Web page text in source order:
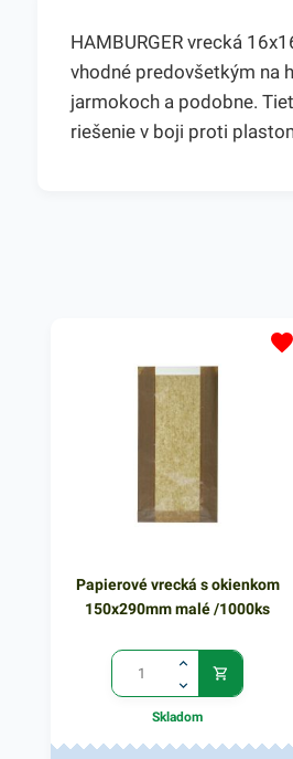
HAMBURGER vrecká
vhodné predovšetkým na
jarmokoch a podobne.
riešenie v boji proti
Papierové vrecká s okienkom
150x290mm malé /1000ks
Skladom